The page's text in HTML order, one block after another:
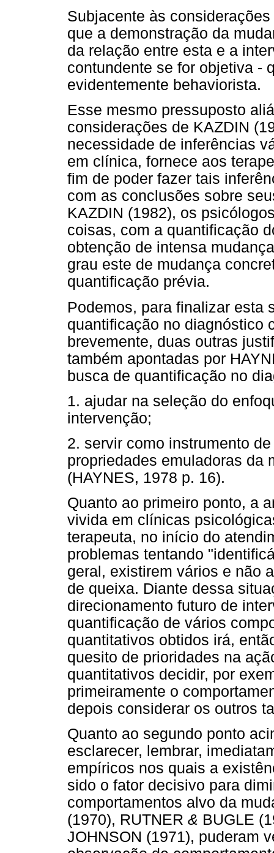
Subjacente às
que a demonstração da
da relação entre esta e a
contundente se for objetiva -
evidentemente behaviorista.
Esse mesmo pressuposto
considerações de KAZDIN
necessidade de inferências
em clínica, fornece aos
fim de poder fazer tais
com as conclusões sobre
KAZDIN (1982), os
coisas, com a quantificação
obtenção de intensa
grau este de mudança
quantificação prévia.
Podemos, para finalizar esta
quantificação no diagnóstico
brevemente, duas outras
também apontadas por
busca de quantificação no
1. ajudar na seleção do
intervenção;
2. servir como instrumento
propriedades emuladoras da
(HAYNES, 1978 p. 16).
Quanto ao primeiro ponto, a
vivida em clínicas
terapeuta, no início do
problemas tentando
geral, existirem vários e não
de queixa. Diante dessa
direcionamento futuro de
quantificação de vários
quantitativos obtidos irá,
quesito de prioridades na
quantitativos decidir, por
primeiramente o
depois considerar os outros
Quanto ao segundo ponto
esclarecer, lembrar,
empíricos nos quais a
sido o fator decisivo para
comportamentos alvo da
(1970), RUTNER & BUGLE
JOHNSON (1971), puderam